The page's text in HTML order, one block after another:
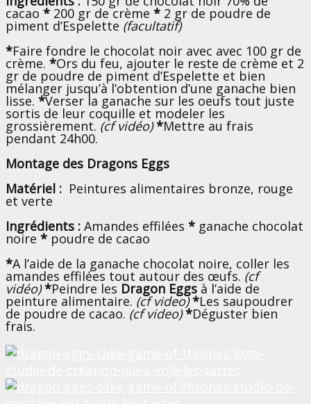
cacao * 200 gr de crème * 2 gr de poudre de
piment d’Espelette (facultatif)
*Faire fondre le chocolat noir avec avec 100 gr de
crème. *Ors du feu, ajouter le reste de crème et 2
gr de poudre de piment d’Espelette et bien
mélanger jusqu’à l’obtention d’une ganache bien
lisse. *Verser la ganache sur les oeufs tout juste
sortis de leur coquille et modeler les
grossièrement. (cf vidéo)*Mettre au frais
pendant 24h00.
Montage des Dragons Eggs
Matériel : Peintures alimentaires bronze, rouge
et verte
Ingrédients : Amandes effilées * ganache chocolat
noire * poudre de cacao
*A l’aide de la ganache chocolat noire, coller les
amandes effilées tout autour des œufs. (cf
vidéo) *Peindre les Dragon Eggs à l’aide de
peinture alimentaire. (cf video)*Les saupoudrer
de poudre de cacao. (cf video) *Déguster bien
frais.